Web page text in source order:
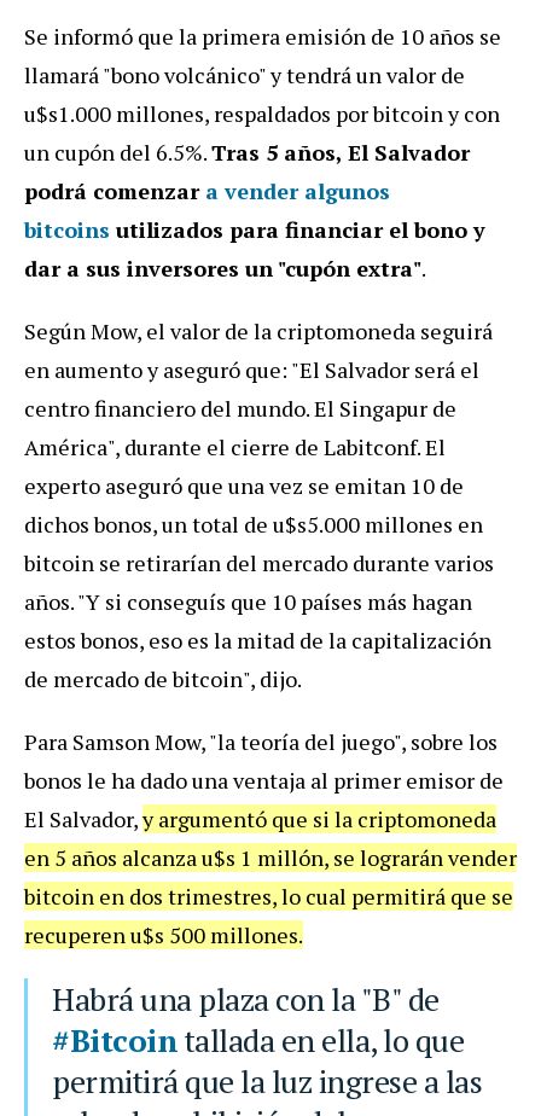
Se informó que la primera emisión de 10 años se
llamará "bono volcánico" y tendrá un valor de
u$s1.000 millones, respaldados por bitcoin y con
un cupón del 6.5%.Tras 5 años, El Salvador
podrá comenzar a vender algunos
bitcoins utilizados para financiar el bono y
dar a sus inversores un "cupón extra".
Según Mow, el valor de la criptomoneda seguirá
en aumento y aseguró que: "El Salvador será el
centro financiero del mundo. El Singapur de
América", durante el cierre de Labitconf. El
experto aseguró que una vez se emitan 10 de
dichos bonos, un total de u$s5.000 millones en
bitcoin se retirarían del mercado durante varios
años. "Y si conseguís que 10 países más hagan
estos bonos, eso es la mitad de la capitalización
de mercado de bitcoin", dijo.
Para Samson Mow, "la teoría del juego", sobre los
bonos le ha dado una ventaja al primer emisor de
El Salvador,y argumentó que si la criptomoneda
en 5 años alcanza u$s 1 millón, se lograrán vender
bitcoin en dos trimestres, lo cual permitirá que se
recuperen u$s 500 millones.
Habrá una plaza con la "B" de
#Bitcointallada en ella, lo que
permitirá que la luz ingrese a las